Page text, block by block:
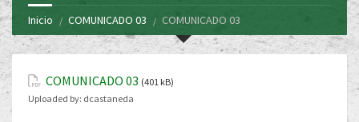
Inicio COMUNICADO 03 COMUNICADO 03
COMUNICADO 03 (401 kB)
Uploaded by: dcastaneda